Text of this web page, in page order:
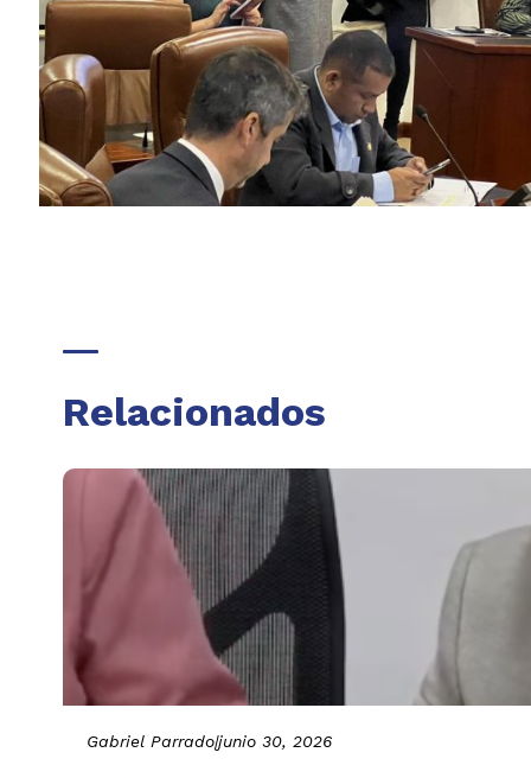
Relacionados
Gabriel Parrado|junio 30, 2026